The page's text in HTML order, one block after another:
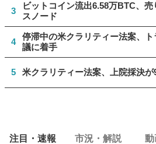
3
ビットコイン流出6.58万BTC、
スノード
4
停滞中の米クラリティー法案、
議に着手
5 米クラリティー法案、上院採決
注目・速報 市況・解説 動